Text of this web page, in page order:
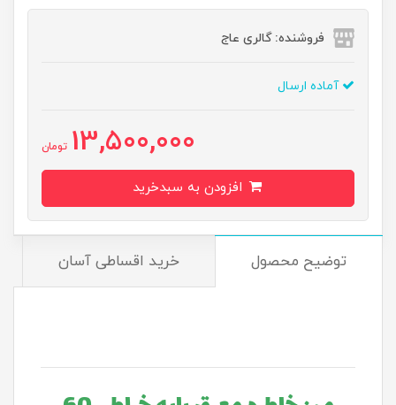
فروشنده: گالری عاج
آماده ارسال
13,500,000 تومان
توضیح محصول خرید اقساطی آسان